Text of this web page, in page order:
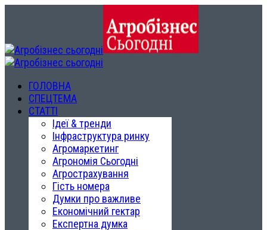
ГОЛОВНА
СПЕЦТЕМА
СТАТТІ
Ідеї & тренди
Інфраструктура ринку
Агромаркетинг
Агрономія Сьогодні
Агрострахування
Гість номера
Думки про важливе
Економічний гектар
Експертна думка